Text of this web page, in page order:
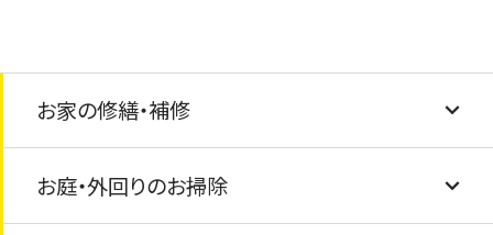
お家の修繕・補修
建具調整
お庭・外回りのお掃除